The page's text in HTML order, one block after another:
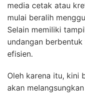
media cetak atau
mulai beralih
Selain memiliki
undangan
efisien.
Oleh karena itu, kini
akan